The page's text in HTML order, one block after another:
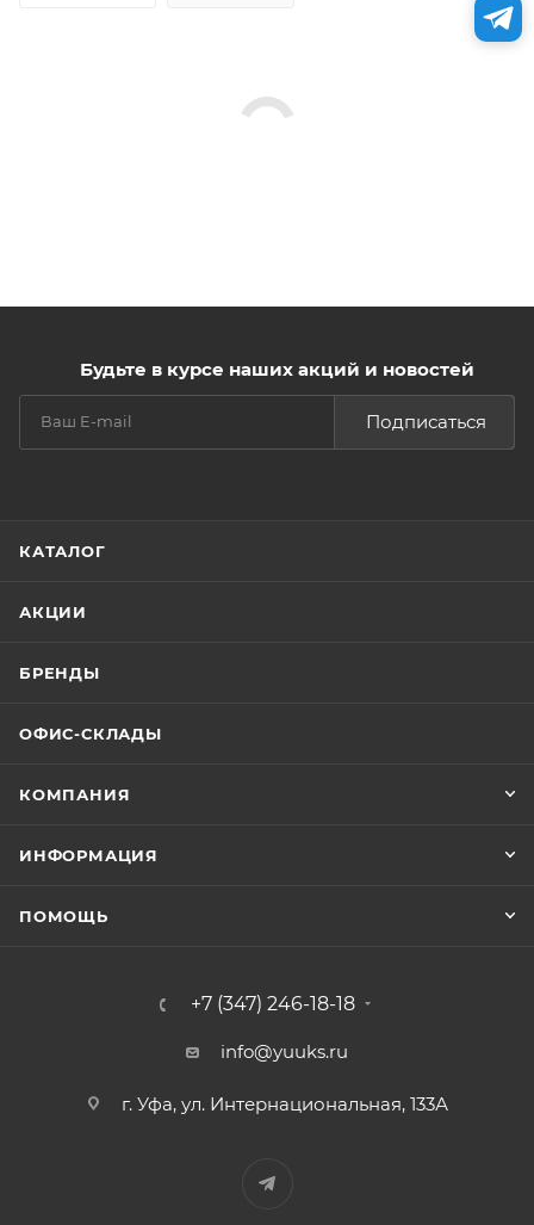
Будьте в курсе наших акций и новостей
Подписаться
КАТАЛОГ
АКЦИИ
БРЕНДЫ
ОФИС-СКЛАДЫ
КОМПАНИЯ
ИНФОРМАЦИЯ
ПОМОЩЬ
+7 (347) 246-18-18
info@yuuks.ru
г. Уфа, ул. Интернациональная, 133А